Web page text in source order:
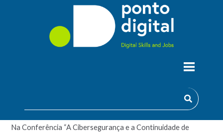
PROTEGER E GERIR”
Na Conferência “A Cibersegurança e a Continuidade de